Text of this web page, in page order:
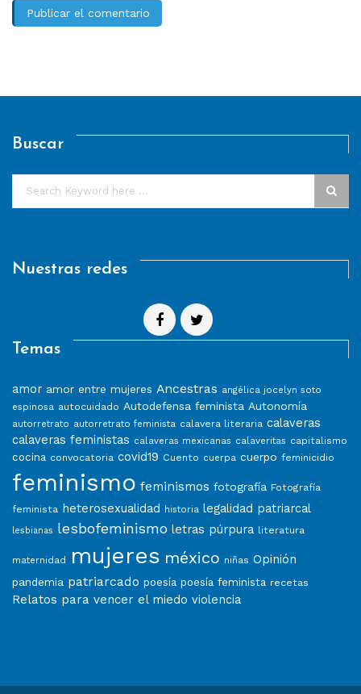
Buscar
Nuestras redes
Temas
amor amor entre mujeres Ancestras angélica jocelyn soto
espinosa autocuidado Autodefensa feminista Autonomía
autorretrato autorretrato feminista calavera literaria calaveras
calaveras feministas calaveras mexicanas calaveritas capitalismo
cocina convocatoria covid19 Cuento cuerpa cuerpo feminicidio
feminismo feminismos fotografía Fotografía
feminista heterosexualidad historia legalidad patriarcal
lesbianas lesbofeminismo letras púrpura literatura
maternidad mujeres méxico niñas Opinión
pandemia patriarcado poesía poesía feminista recetas
Relatos para vencer el miedo violencia